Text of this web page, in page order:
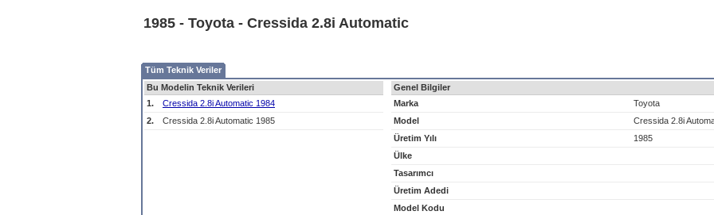
1985 - Toyota - Cressida 2.8i Automatic
Tüm Teknik Veriler
Bu Modelin Teknik Verileri
1.
Cressida 2.8i Automatic 1984
2.
Cressida 2.8i Automatic 1985
Genel Bilgiler
Marka
Toyota
Model
Cressida 2.8i
Üretim Yılı
1985
Ülke
Tasarımcı
Üretim Adedi
Model Kodu